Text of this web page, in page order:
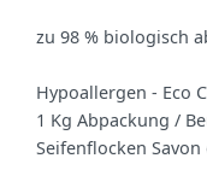
zu 98 % biologisch
Hypoallergen - Eco
1 Kg Abpackung /
Seifenflocken